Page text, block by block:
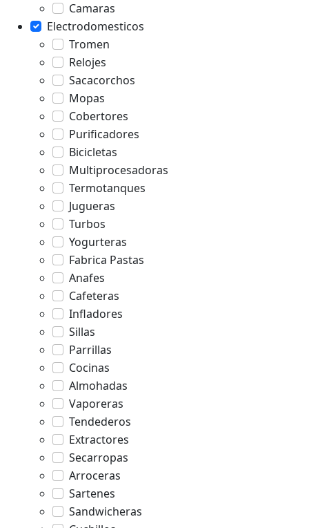
Camaras
Electrodomesticos
Tromen
Relojes
Sacacorchos
Mopas
Cobertores
Purificadores
Bicicletas
Multiprocesadoras
Termotanques
Jugueras
Turbos
Yogurteras
Fabrica Pastas
Anafes
Cafeteras
Infladores
Sillas
Parrillas
Cocinas
Almohadas
Vaporeras
Tendederos
Extractores
Secarropas
Arroceras
Sartenes
Sandwicheras